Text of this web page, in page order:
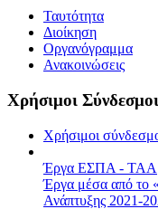
Ταυτότητα
Διοίκηση
Οργανόγραμμα
Ανακοινώσεις
Χρήσιμοι Σύνδεσμοι
Χρήσιμοι
Έργα ΕΣΠΑ - ΤΑΑ
Έργα μέσα από το
Ανάπτυξης 2021-